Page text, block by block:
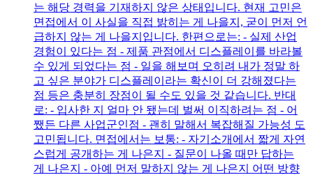
는 해당 경력을 기재하지 않은 상태입니다. 현재 고민은
면접에서 이 사실을 직접 밝히는 게 나을지, 굳이 먼저 언
급하지 않는 게 나을지입니다. 한편으로는: - 실제 산업
경험이 있다는 점 - 제품 관점에서 디스플레이를 바라볼
수 있게 되었다는 점 - 일을 해보며 오히려 내가 정말 하
고 싶은 분야가 디스플레이라는 확신이 더 강해졌다는
점 등은 충분히 장점이 될 수도 있을 것 같습니다. 반대
로: - 입사한 지 얼마 안 됐는데 벌써 이직하려는 점 - 어
쨌든 다른 사업군인점 - 괜히 말해서 복잡해질 가능성 도
고민됩니다. 면접에서는 보통: - 자기소개에서 짧게 자연
스럽게 공개하는 게 나은지 - 질문이 나올 때만 답하는
게 나은지 - 아예 먼저 말하지 않는 게 나은지 어떤 방향